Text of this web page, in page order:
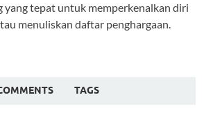
yang tepat untuk memperkenalkan diri
menuliskan daftar penghargaan.
TAGS